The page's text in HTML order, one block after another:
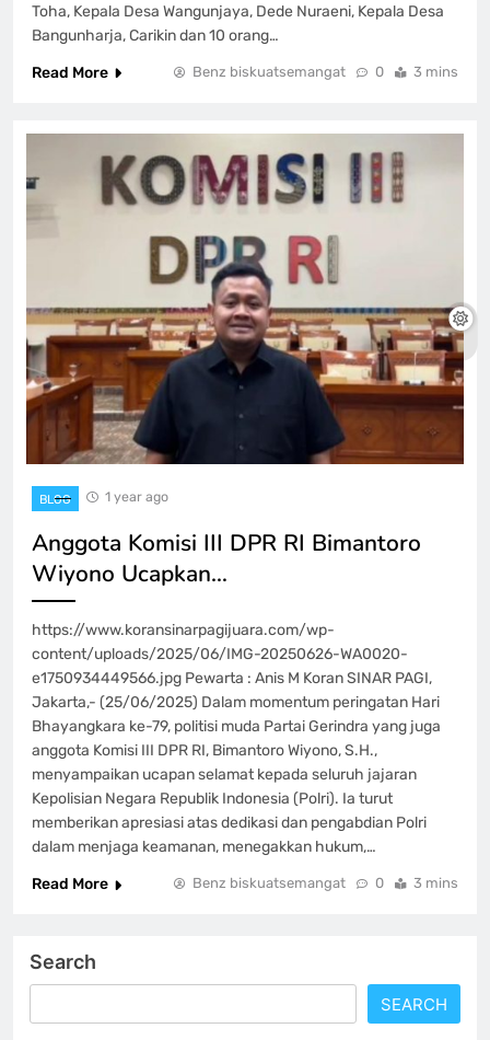
Toha, Kepala Desa Wangunjaya, Dede Nuraeni, Kepala Desa
Bangunharja, Carikin dan 10 orang…
Read More
Benz biskuatsemangat 0 3 mins
BLOG 1 year ago
Anggota Komisi III DPR RI Bimantoro
Wiyono Ucapkan…
https://www.koransinarpagijuara.com/wp-
content/uploads/2025/06/IMG-20250626-WA0020-
e1750934449566.jpg Pewarta : Anis M Koran SINAR PAGI,
Jakarta,- (25/06/2025) Dalam momentum peringatan Hari
Bhayangkara ke-79, politisi muda Partai Gerindra yang juga
anggota Komisi III DPR RI, Bimantoro Wiyono, S.H.,
menyampaikan ucapan selamat kepada seluruh jajaran
Kepolisian Negara Republik Indonesia (Polri). Ia turut
memberikan apresiasi atas dedikasi dan pengabdian Polri
dalam menjaga keamanan, menegakkan hukum,…
Read More
Benz biskuatsemangat 0 3 mins
Search
SEARCH